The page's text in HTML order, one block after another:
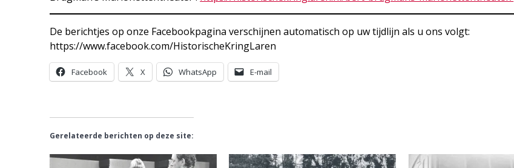
De berichtjes op onze Facebookpagina verschijnen automatisch op uw tijdlijn als u ons volgt:
https://www.facebook.com/HistorischeKringLaren
Facebook X WhatsApp E-mail
Gerelateerde berichten op deze site: